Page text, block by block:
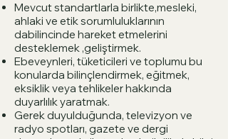
Mevcut standartlarla birlikte,mesleki,
ahlaki ve etik sorumluluklarının
dabilincinde hareket etmelerini
desteklemek ,geliştirmek.
Ebeveynleri, tüketicileri ve toplumu bu
konularda bilinçlendirmek, eğitmek,
eksiklik veya tehlikeler hakkında
duyarlılık yaratmak.
Gerek duyulduğunda, televizyon ve
radyo spotları, gazete ve dergi